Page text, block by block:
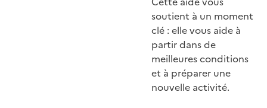
soutient à un moment
clé : elle vous aide à
partir dans de
meilleures conditions
et à préparer une
nouvelle activité.